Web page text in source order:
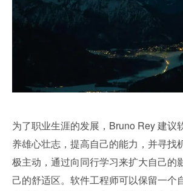
为了职业生涯的发展，Bruno Rey 建议
养雄心壮志，提高自己的能力，并寻找
极主动，通过向同行学习来扩大自己的
己的舒适区。软件工程师可以保留一个